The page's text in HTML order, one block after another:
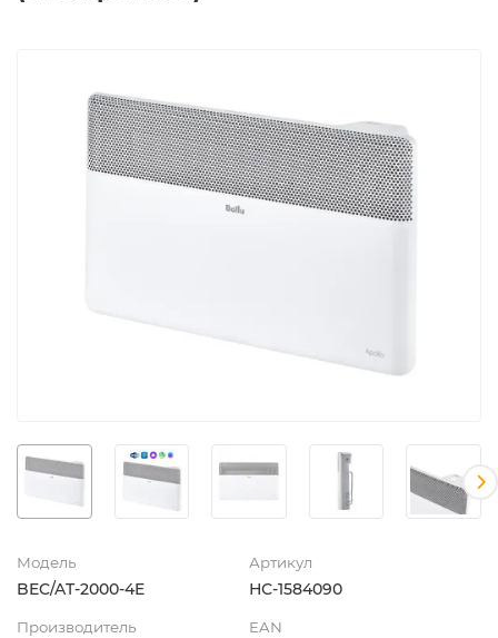
Модель
BEC/AT-2000-4E
Артикул
НС-1584090
Производитель EAN